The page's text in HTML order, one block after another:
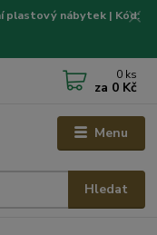
plastový nábytek | Kód:
Menu
Hledat
0 ks
za 0 Kč